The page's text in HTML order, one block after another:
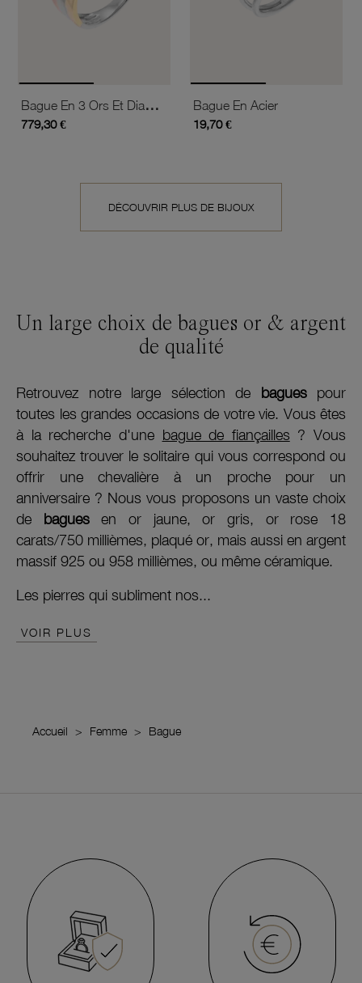
Bague En 3 Ors Et Diamants
779,30 €
Bague En Acier
19,70 €
DÉCOUVRIR PLUS DE BIJOUX
Un large choix de bagues or & argent
de qualité
Retrouvez notre large sélection de baguespour
toutes les grandes occasions de votre vie. Vous êtes
à la recherche d'une bague de fiançailles ? Vous
souhaitez trouver le solitaire qui vous correspond ou
offrir une chevalière à un proche pour un
anniversaire ? Nous vous proposons un vaste choix
de baguesen or jaune, or gris, or rose 18
carats/750 millièmes, plaqué or, mais aussi en argent
massif 925 ou 958 millièmes, ou même céramique.
Les pierres qui subliment nos...
VOIR PLUS
Accueil Femme Bague